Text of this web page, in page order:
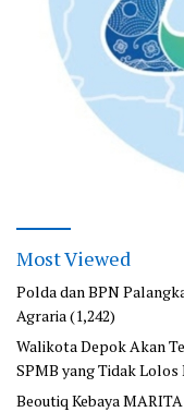
Most Viewed
Polda dan BPN
Agraria (1,242)
Walikota Depok Akan
SPMB yang Tidak Lolos
Beoutiq Kebaya